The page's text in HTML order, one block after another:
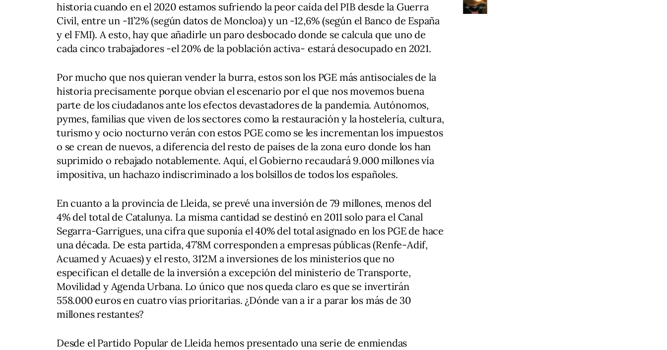
historia cuando en el 2020 estamos sufriendo la peor caída del PIB desde la Guerra
Civil, entre un -11’2% (según datos de Moncloa) y un -12,6% (según el Banco de España
y el FMI). A esto, hay que añadirle un paro desbocado donde se calcula que uno de
cada cinco trabajadores -el 20% de la población activa- estará desocupado en 2021.
Por mucho que nos quieran vender la burra, estos son los PGE más antisociales de la
historia precisamente porque obvian el escenario por el que nos movemos buena
parte de los ciudadanos ante los efectos devastadores de la pandemia. Autónomos,
pymes, familias que viven de los sectores como la restauración y la hostelería, cultura,
turismo y ocio nocturno verán con estos PGE como se les incrementan los impuestos
o se crean de nuevos, a diferencia del resto de países de la zona euro donde los han
suprimido o rebajado notablemente. Aquí, el Gobierno recaudará 9.000 millones vía
impositiva, un hachazo indiscriminado a los bolsillos de todos los españoles.
En cuanto a la provincia de Lleida, se prevé una inversión de 79 millones, menos del
4% del total de Catalunya. La misma cantidad se destinó en 2011 solo para el Canal
Segarra-Garrigues, una cifra que suponía el 40% del total asignado en los PGE de hace
una década. De esta partida, 47’8M corresponden a empresas públicas (Renfe-Adif,
Acuamed y Acuaes) y el resto, 31’2M a inversiones de los ministerios que no
especifican el detalle de la inversión a excepción del ministerio de Transporte,
Movilidad y Agenda Urbana. Lo único que nos queda claro es que se invertirán
558.000 euros en cuatro vías prioritarias. ¿Dónde van a ir a parar los más de 30
millones restantes?
Desde el Partido Popular de Lleida hemos presentado una serie de enmiendas